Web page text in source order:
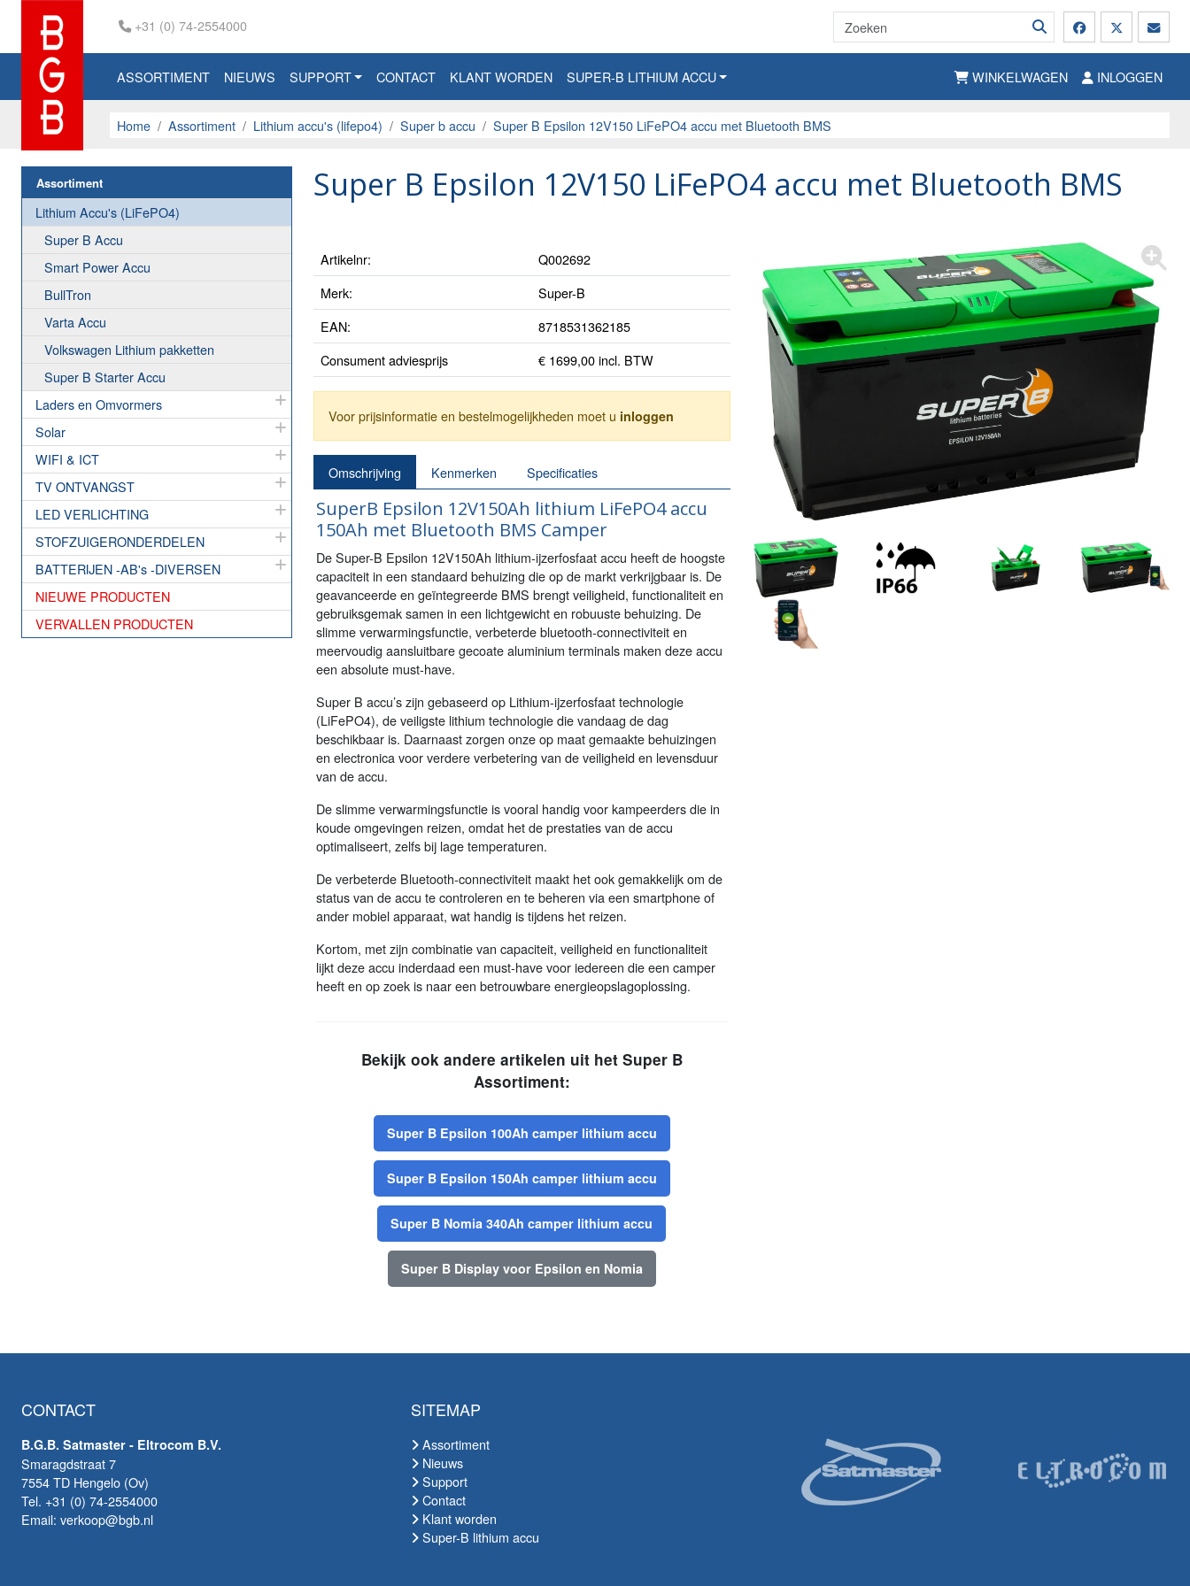
+31 (0) 74-2554000
ASSORTIMENT NIEUWS SUPPORT CONTACT KLANT WORDEN SUPER-B LITHIUM ACCU WINKELWAGEN INLOGGEN
Home Assortiment Lithium accu's (lifepo4) Super b accu Super B Epsilon 12V150 LiFePO4 accu met Bluetooth BMS
Assortiment
Lithium Accu's (LiFePO4)
Super B Accu
Smart Power Accu
BullTron
Varta Accu
Volkswagen Lithium pakketten
Super B Starter Accu
Laders en Omvormers
Solar
WIFI & ICT
TV ONTVANGST
LED VERLICHTING
STOFZUIGERONDERDELEN
BATTERIJEN -AB's -DIVERSEN
NIEUWE PRODUCTEN
VERVALLEN PRODUCTEN
Super B Epsilon 12V150 LiFePO4 accu met Bluetooth BMS
Artikelnr:
Q002692
Merk:
Super-B
EAN:
8718531362185
Consument adviesprijs
€ 1699,00 incl. BTW
Voor prijsinformatie en bestelmogelijkheden moet u inloggen
Omschrijving Kenmerken Specificaties
SuperB Epsilon 12V150Ah lithium LiFePO4 accu
150Ah met Bluetooth BMS Camper
De Super-B Epsilon 12V150Ah lithium-ijzerfosfaat accu heeft de hoogste
capaciteit in een standaard behuizing die op de markt verkrijgbaar is. De
geavanceerde en geïntegreerde BMS brengt veiligheid, functionaliteit en
gebruiksgemak samen in een lichtgewicht en robuuste behuizing. De
slimme verwarmingsfunctie, verbeterde bluetooth-connectiviteit en
meervoudig aansluitbare gecoate aluminium terminals maken deze accu
een absolute must-have.
Super B accu’s zijn gebaseerd op Lithium-ijzerfosfaat technologie
(LiFePO4), de veiligste lithium technologie die vandaag de dag
beschikbaar is. Daarnaast zorgen onze op maat gemaakte behuizingen
en electronica voor verdere verbetering van de veiligheid en levensduur
van de accu.
De slimme verwarmingsfunctie is vooral handig voor kampeerders die in
koude omgevingen reizen, omdat het de prestaties van de accu
optimaliseert, zelfs bij lage temperaturen.
De verbeterde Bluetooth-connectiviteit maakt het ook gemakkelijk om de
status van de accu te controleren en te beheren via een smartphone of
ander mobiel apparaat, wat handig is tijdens het reizen.
Kortom, met zijn combinatie van capaciteit, veiligheid en functionaliteit
lijkt deze accu inderdaad een must-have voor iedereen die een camper
heeft en op zoek is naar een betrouwbare energieopslagoplossing.
Bekijk ook andere artikelen uit het Super B
Assortiment:
Super B Epsilon 100Ah camper lithium accu
Super B Epsilon 150Ah camper lithium accu
Super B Nomia 340Ah camper lithium accu
Super B Display voor Epsilon en Nomia
CONTACT
B.G.B. Satmaster - Eltrocom B.V.
Smaragdstraat 7
7554 TD Hengelo (Ov)
Tel. +31 (0) 74-2554000
Email: verkoop@bgb.nl
SITEMAP
Assortiment
Nieuws
Support
Contact
Klant worden
Super-B lithium accu